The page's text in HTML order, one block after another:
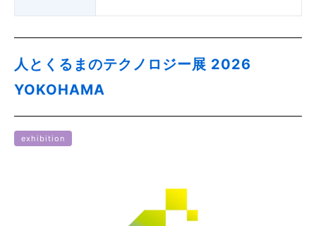
人とくるまのテクノロジー展 2026
YOKOHAMA
exhibition